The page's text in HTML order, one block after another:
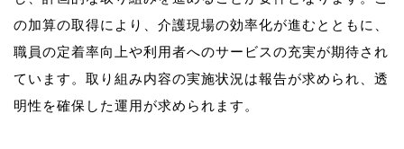
の加算の取得により、介護現場の効率化が進むとともに、
職員の定着率向上や利用者へのサービスの充実が期待され
ています。取り組み内容の実施状況は報告が求められ、透